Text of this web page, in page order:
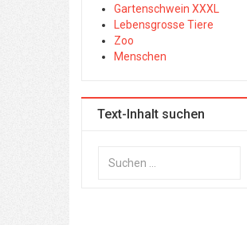
Gartenschwein XXXL
Lebensgrosse Tiere
Zoo
Menschen
Text-Inhalt suchen